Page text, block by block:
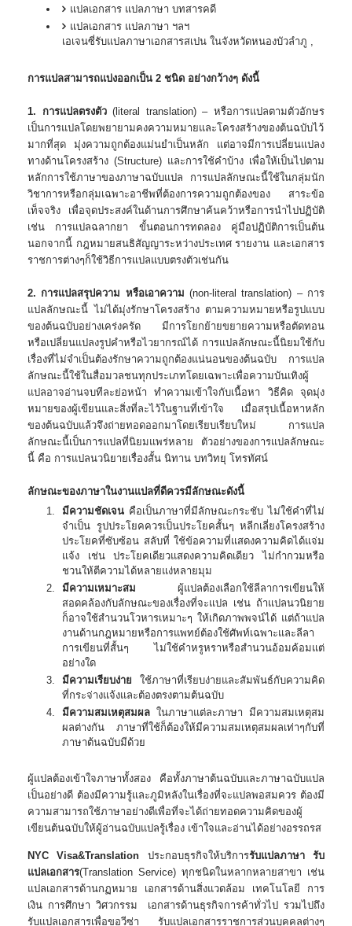
แปลเอกสาร แปลภาษา บทสารคดี
แปลเอกสาร แปลภาษา ฯลฯ
เอเจนซี่รับแปลภาษาเอกสารสเปน ในจังหวัดหนองบัวลำภู ,
การแปลสามารถแบ่งออกเป็น 2 ชนิด อย่างกว้างๆ ดังนี้
1. การแปลตรงตัว(literal translation) – หรือการแปลตามตัวอักษร
เป็นการแปลโดยพยายามคงความหมายและโครงสร้างของต้นฉบับไว้
มากที่สุด มุ่งความถูกต้องแม่นยําเป็นหลัก แต่อาจมีการเปลี่ยนแปลง
ทางด้านโครงสร้าง (Structure) และการใช้คําบ้าง เพื่อให้เป็นไปตาม
หลักการใช้ภาษาของภาษาฉบับแปล การแปลลักษณะนี้ใช้ในกลุ่มนัก
วิชาการหรือกลุ่มเฉพาะอาชีพที่ต้องการความถูกต้องของ สาระข้อ
เท็จจริง เพื่อจุดประสงค์ในด้านการศึกษาค้นคว้าหรือการนําไปปฏิบัติ
เช่น การแปลฉลากยา ขั้นตอนการทดลอง คู่มือปฏิบัติการเป็นต้น
นอกจากนี้ กฎหมายสนธิสัญญาระหว่างประเทศ รายงาน และเอกสาร
ราชการต่างๆก็ใช้วิธีการแปลแบบตรงตัวเช่นกัน
​2. การแปลสรุปความ หรือเอาความ (non-literal translation) – การ
แปลลักษณะนี้ ไม่ได้มุ่งรักษาโครงสร้าง ตามความหมายหรือรูปแบบ
ของต้นฉบับอย่างเคร่งครัด มีการโยกย้ายขยายความหรือตัดทอน
หรือเปลี่ยนแปลงรูปคําหรือไวยากรณ์ได้ การแปลลักษณะนี้นิยมใช้กับ
เรื่องที่ไม่จําเป็นต้องรักษาความถูกต้องแน่นอนของต้นฉบับ การแปล
ลักษณะนี้ใช้ในสื่อมวลชนทุกประเภทโดยเฉพาะเพื่อความบันเทิงผู้
แปลอาจอ่านจบทีละย่อหน้า ทําความเข้าใจกับเนื้อหา วิธีคิด จุดมุ่ง
หมายของผู้เขียนและสิ่งที่ละไว้ในฐานที่เข้าใจ เมื่อสรุปเนื้อหาหลัก
ของต้นฉบับแล้วจึงถ่ายทอดออกมาโดยเรียบเรียบใหม่ การแปล
ลักษณะนี้เป็นการแปลที่นิยมแพร่หลาย ตัวอย่างของการแปลลักษณะ
นี้ คือ การแปลนวนิยายเรื่องสั้น นิทาน บทวิทยุ โทรทัศน์
ลักษณะของภาษาในงานแปลที่ดีควรมีลักษณะดังนี้
มีความชัดเจน คือเป็นภาษาที่มีลักษณะกระชับ ไม่ใช้คําที่ไม่
จําเป็น รูปประโยคควรเป็นประโยคสั้นๆ หลีกเลี่ยงโครงสร้าง
ประโยคที่ซับซ้อน สลับที่ ใช้ข้อความที่แสดงความคิดได้แจ่ม
แจ้ง เช่น ประโยคเดียวแสดงความคิดเดียว ไม่กํากวมหรือ
ชวนให้ตีความได้หลายแง่หลายมุม
มีความเหมาะสม ผู้แปลต้องเลือกใช้ลีลาการเขียนให้
สอดคล้องกับลักษณะของเรื่องที่จะแปล เช่น ถ้าแปลนวนิยาย
ก็อาจใช้สำนวนโวหารเหมาะๆ ให้เกิดภาพพจน์ได้ แต่ถ้าแปล
งานด้านกฎหมายหรือการแพทย์ต้องใช้ศัพท์เฉพาะและลีลา
การเขียนที่สั้นๆ ไม่ใช้คําหรูหราหรือสํานวนอ้อมค้อมแต่
อย่างใด
มีความเรียบง่าย ใช้ภาษาที่เรียบง่ายและสัมพันธ์กับความคิด
ที่กระจ่างแจ้งและต้องตรงตามต้นฉบับ
มีความสมเหตุสมผล ในภาษาแต่ละภาษา มีความสมเหตุสม
ผลต่างกัน ภาษาที่ใช้ก็ต้องให้มีความสมเหตุสมผลเท่าๆกับที่
ภาษาต้นฉบับมีด้วย
ผู้แปลต้องเข้าใจภาษาทั้งสอง คือทั้งภาษาต้นฉบับและภาษาฉบับแปล
เป็นอย่างดี ต้องมีความรู้และภูมิหลังในเรื่องที่จะแปลพอสมควร ต้องมี
ความสามารถใช้ภาษาอย่างดีเพื่อที่จะได้ถ่ายทอดความคิดของผู้
เขียนต้นฉบับให้ผู้อ่านฉบับแปลรู้เรื่อง เข้าใจและอ่านได้อย่างอรรถรส
NYC Visa&Translation ประกอบธุรกิจให้บริการรับแปลภาษา
รับ
แปลเอกสาร(Translation Service) ทุกชนิดในหลากหลายสาขา เช่น
แปลเอกสารด้านกฏหมาย เอกสารด้านสิ่งแวดล้อม เทคโนโลยี การ
เงิน การศึกษา วิศวกรรม เอกสารด้านธุรกิจการค้าทั่วไป รวมไปถึง
รับแปลเอกสารเพื่อขอวีซ่า รับแปลเอกสารราชการส่วนบุคคลต่างๆ